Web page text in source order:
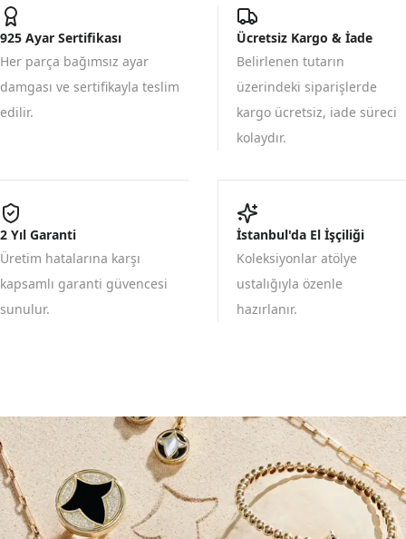
925 Ayar Sertifikası
Her parça bağımsız ayar
damgası ve sertifikayla teslim
edilir.
Ücretsiz Kargo & İade
Belirlenen tutarın
üzerindeki siparişlerde
kargo ücretsiz, iade süreci
kolaydır.
2 Yıl Garanti
Üretim hatalarına karşı
kapsamlı garanti güvencesi
sunulur.
İstanbul'da El İşçiliği
Koleksiyonlar atölye
ustalığıyla özenle
hazırlanır.